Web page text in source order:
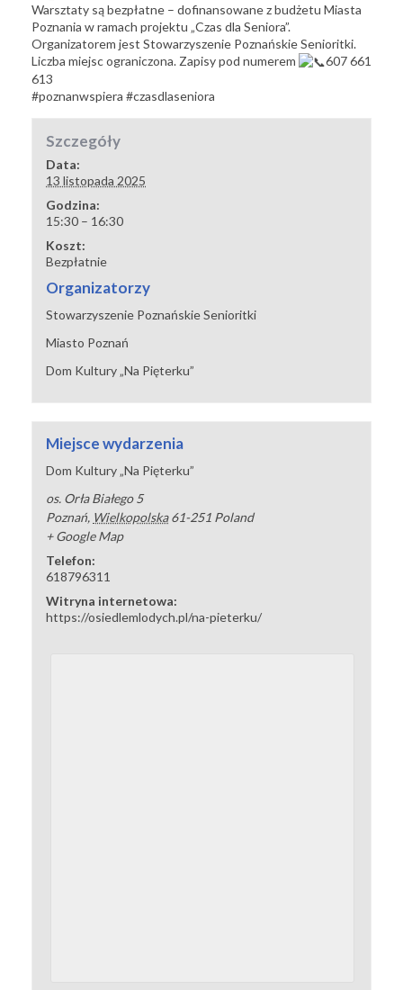
Warsztaty są bezpłatne – dofinansowane z budżetu Miasta
Poznania w ramach projektu „Czas dla Seniora”.
Organizatorem jest Stowarzyszenie Poznańskie Senioritki.
Liczba miejsc ograniczona. Zapisy pod numerem
607 661
613
#poznanwspiera #czasdlaseniora
Szczegóły
Data:
13 listopada 2025
Godzina:
15:30 – 16:30
Koszt:
Bezpłatnie
Organizatorzy
Stowarzyszenie Poznańskie Senioritki
Miasto Poznań
Dom Kultury „Na Pięterku”
Miejsce wydarzenia
Dom Kultury „Na Pięterku”
os. Orła Białego 5
Poznań, Wielkopolska 61-251 Poland
+ Google Map
Telefon:
618796311
Witryna internetowa:
https://osiedlemlodych.pl/na-pieterku/